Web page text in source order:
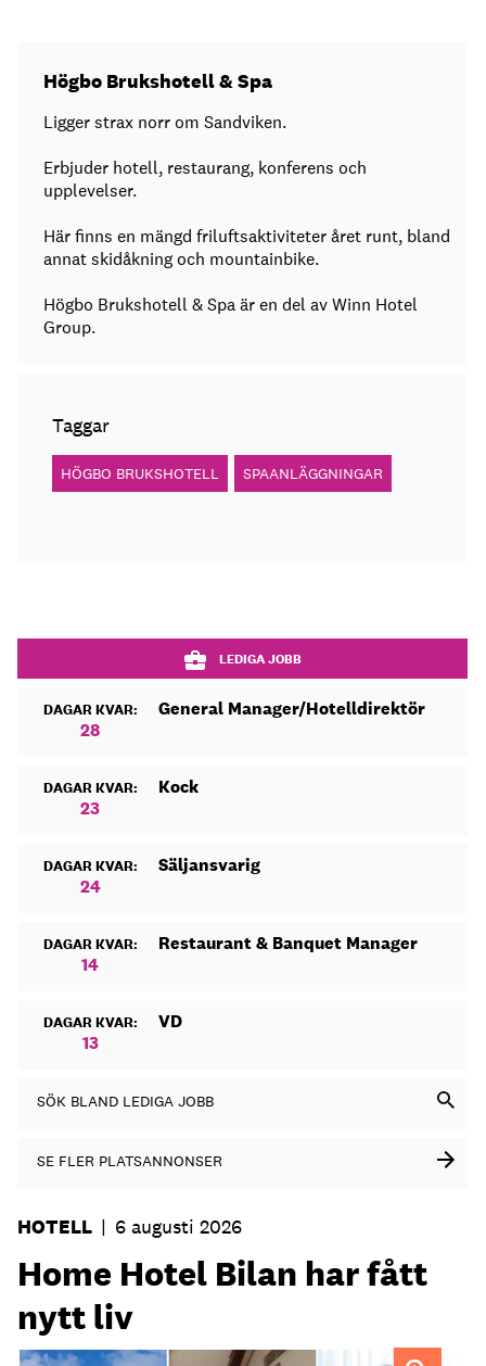
Högbo Brukshotell & Spa
Ligger strax norr om Sandviken.
Erbjuder hotell, restaurang, konferens och
upplevelser.
Här finns en mängd friluftsaktiviteter året runt, bland
annat skidåkning och mountainbike.
Högbo Brukshotell & Spa är en del av Winn Hotel
Group.
Taggar
HÖGBO BRUKSHOTELL SPAANLÄGGNINGAR
LEDIGA JOBB
DAGAR KVAR:
28
General Manager/Hotelldirektör
DAGAR KVAR:
23
Kock
DAGAR KVAR:
24
Säljansvarig
DAGAR KVAR:
14
Restaurant & Banquet Manager
DAGAR KVAR:
13
VD
SÖK BLAND LEDIGA JOBB
SE FLER PLATSANNONSER
HOTELL | 6 augusti 2026
Home Hotel Bilan har fått
nytt liv